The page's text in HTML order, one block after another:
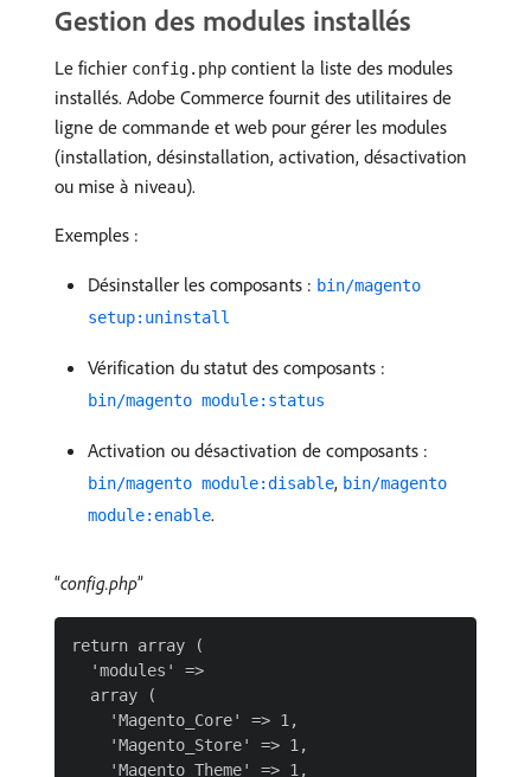
Gestion des modules installés
Le fichier config.php contient la liste des modules
installés. Adobe Commerce fournit des utilitaires de
ligne de commande et web pour gérer les modules
(installation, désinstallation, activation, désactivation
ou mise à niveau).
Exemples :
Désinstaller les composants : bin/magento
setup:uninstall
Vérification du statut des composants :
bin/magento module:status
Activation ou désactivation de composants :
bin/magento module:disable, bin/magento
module:enable.
config.php
return array (
  'modules' =>
  array (
    'Magento_Core' => 1,
    'Magento_Store' => 1,
    'Magento_Theme' => 1,